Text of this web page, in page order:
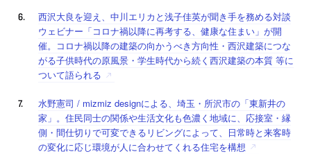
西沢大良を迎え、中川エリカと浅子佳英が聞き手を務める対談
ウェビナー「コロナ禍以降に再考する、健康な住まい」が開
催。コロナ禍以降の建築の向かうべき方向性・西沢建築につな
がる子供時代の原風景・学生時代から続く西沢建築の本質 等に
ついて語られる
水野憲司 / mizmiz designによる、埼玉・所沢市の「東新井の
家」。住民同士の関係や生活文化も色濃く地域に、応接室・縁
側・間仕切りで可変できるリビングによって、日常時と来客時
の変化に応じ環境が人に合わせてくれる住宅を構想